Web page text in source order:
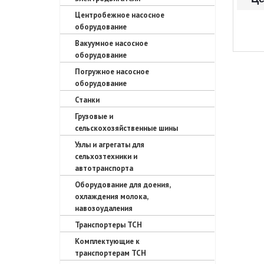
Центробежное насосное
оборудование
Вакуумное насосное
оборудование
Погружное насосное
оборудование
Станки
Грузовые и
сельскохозяйственные шины
Узлы и агрегаты для
сельхозтехники и
автотранспорта
Оборудование для доения,
охлаждения молока,
навозоудаления
Транспортеры ТСН
Комплектующие к
транспортерам ТСН